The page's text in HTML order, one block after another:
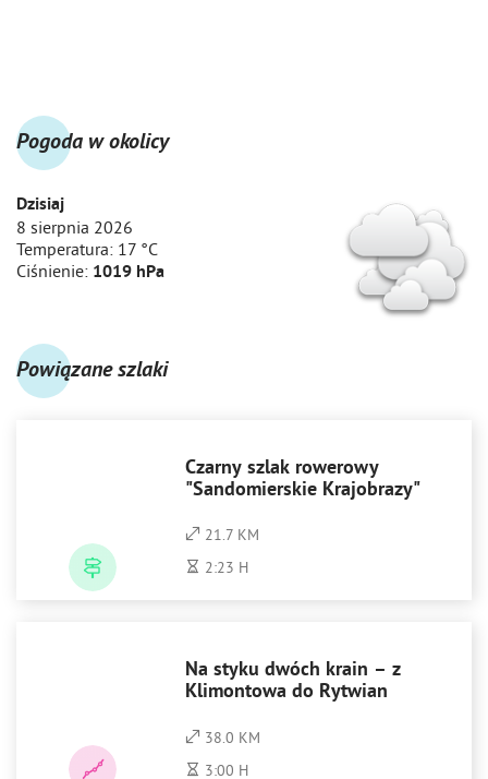
Pogoda w okolicy
Dzisiaj
8 sierpnia 2026
Temperatura: 17 °C
Ciśnienie: 1019 hPa
Powiązane szlaki
Czarny szlak rowerowy
"Sandomierskie Krajobrazy"
21.7 KM
2:23 H
Na styku dwóch krain – z
Klimontowa do Rytwian
38.0 KM
3:00 H